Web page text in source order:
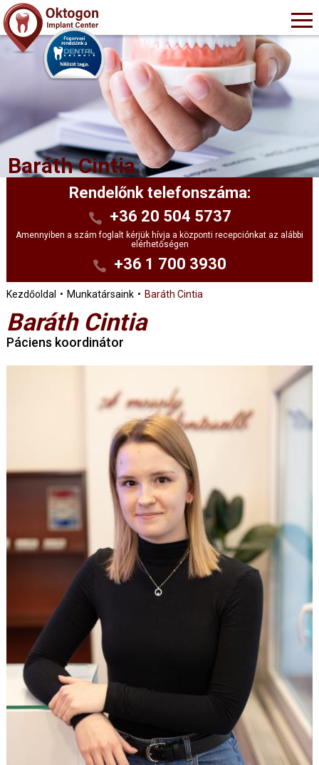
Baráth Cintia
Rendelőnk telefonszáma:
+36 20 504 5737
Amennyiben a szám foglalt kérjük hívja a központi recepciónkat az alábbi
elérhetőségen
+36 1 700 3930
Kezdőoldal Munkatársaink Baráth Cintia
Baráth Cintia
Páciens koordinátor